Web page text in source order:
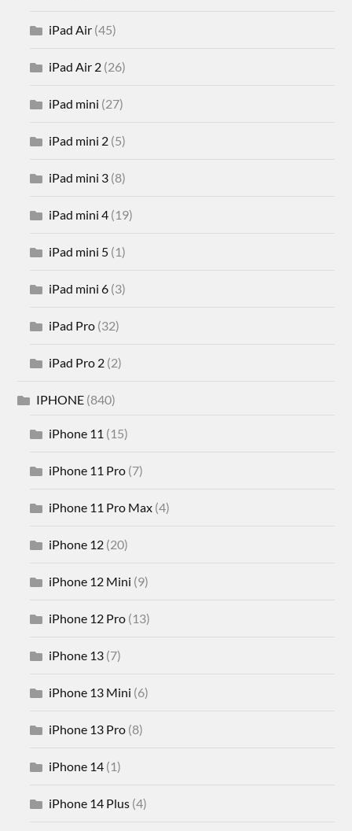
iPad Air (45)
iPad Air 2 (26)
iPad mini (27)
iPad mini 2 (5)
iPad mini 3 (8)
iPad mini 4 (19)
iPad mini 5 (1)
iPad mini 6 (3)
iPad Pro (32)
iPad Pro 2 (2)
IPHONE (840)
iPhone 11 (15)
iPhone 11 Pro (7)
iPhone 11 Pro Max (4)
iPhone 12 (20)
iPhone 12 Mini (9)
iPhone 12 Pro (13)
iPhone 13 (7)
iPhone 13 Mini (6)
iPhone 13 Pro (8)
iPhone 14 (1)
iPhone 14 Plus (4)